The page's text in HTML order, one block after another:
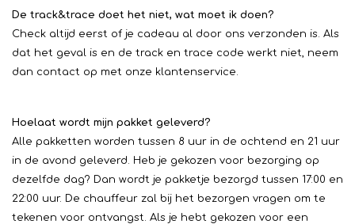
De track&trace doet het niet, wat moet ik doen?
Check altijd eerst of je cadeau al door ons verzonden is. Als
dat het geval is en de track en trace code werkt niet, neem
dan contact op met onze klantenservice.
Hoelaat wordt mijn pakket geleverd?
Alle pakketten worden tussen 8 uur in de ochtend en 21 uur
in de avond geleverd. Heb je gekozen voor bezorging op
dezelfde dag? Dan wordt je pakketje bezorgd tussen 17:00 en
22:00 uur. De chauffeur zal bij het bezorgen vragen om te
tekenen voor ontvangst. Als je hebt gekozen voor een